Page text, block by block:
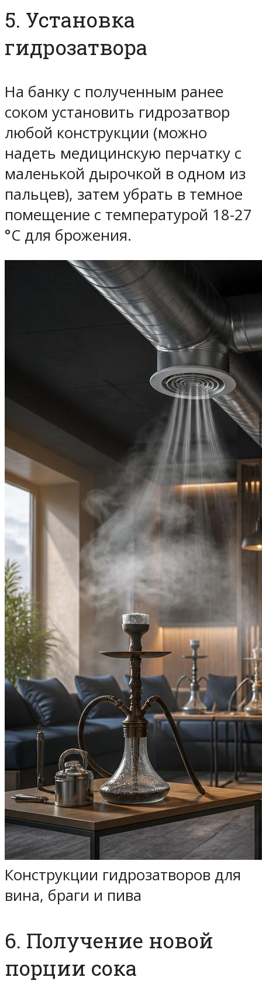
5. Установка
гидрозатвора
На банку с полученным ранее
соком установить гидрозатвор
любой конструкции (можно
надеть медицинскую перчатку с
маленькой дырочкой в одном из
пальцев), затем убрать в темное
помещение с температурой 18-27
°C для брожения.
Конструкции гидрозатворов для
вина, браги и пива
6. Получение новой
порции сока